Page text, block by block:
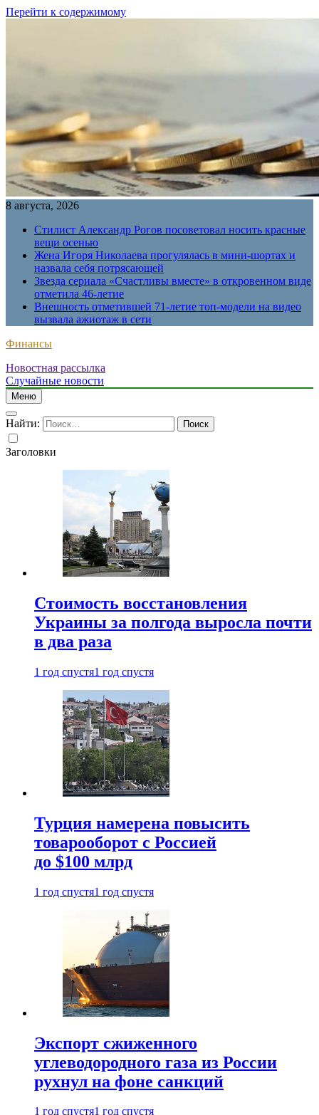
Перейти к содержимому
8 августа, 2026
Стилист Александр Рогов посоветовал носить красные
вещи осенью
Жена Игоря Николаева прогулялась в мини-шортах и
назвала себя потрясающей
Звезда сериала «Счастливы вместе» в откровенном виде
отметила 46-летие
Внешность отметившей 71-летие топ-модели на видео
вызвала ажиотаж в сети
Финансы
Новостная рассылка
Случайные новости
Меню
Найти:
Заголовки
Стоимость восстановления
Украины за полгода выросла почти
в два раза
1 год спустя1 год спустя
Турция намерена повысить
товарооборот с Россией
до $100 млрд
1 год спустя1 год спустя
Экспорт сжиженного
углеводородного газа из России
рухнул на фоне санкций
1 год спустя1 год спустя